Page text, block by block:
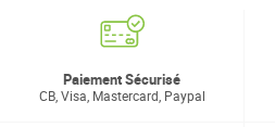
Paiement Sécurisé
CB, Visa, Mastercard, Paypal